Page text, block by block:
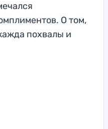
О том,
похвалы и